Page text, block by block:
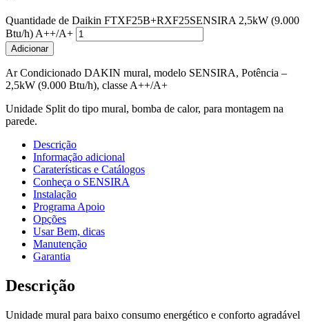
Quantidade de Daikin FTXF25B+RXF25SENSIRA 2,5kW (9.000
Btu/h) A++/A+
Adicionar
Ar Condicionado DAKIN mural, modelo SENSIRA, Potência –
2,5kW (9.000 Btu/h), classe A++/A+
Unidade Split do tipo mural, bomba de calor, para montagem na
parede.
Descrição
Informação adicional
Caraterísticas e Catálogos
Conheça o SENSIRA
Instalação
Programa Apoio
Opções
Usar Bem, dicas
Manutenção
Garantia
Descrição
Unidade mural para baixo consumo energético e conforto agradável